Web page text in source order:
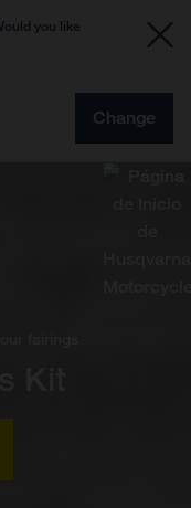
you like
Change